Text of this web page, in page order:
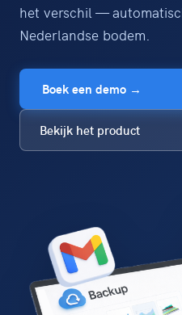
het verschil —
Nederlandse bodem.
Boek een demo →
Bekijk het product